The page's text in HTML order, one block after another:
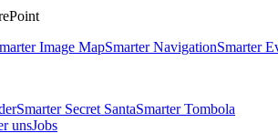
Image MapSmarter NavigationSmarter
Smarter Secret SantaSmarter Tombola
unsJobs